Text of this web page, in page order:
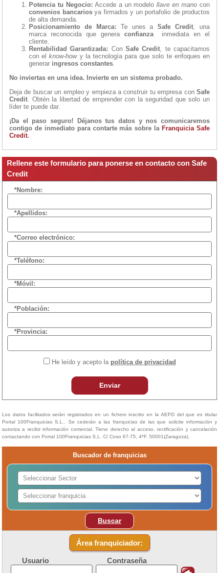
Potencia tu Negocio: Accede a un modelollave en mano con
convenios bancariosya firmados y un portafolio de productos
de alta demanda.
Posicionamiento de Marca: Te unes aSafe Credit , una
marca reconocida que genera confianzainmediata en el
cliente.
Rentabilidad Garantizada: ConSafe Credit , te capacitamos
con elknow-howy la tecnología para que solo te enfoques en
generar ingresos constantes
No inviertas en una idea. Invierte en un sistema probado.
Deja de buscar un empleo y empieza a construir tu empresa con Safe
Credit . Obtén la libertad de emprender con la seguridad que solo un
líder te puede dar.
¡Da el paso seguro! Déjanos tus datos y nos comunicaremos
contigo de inmediato para contarte más sobre la Franquicia Safe
Credit.
Rellene este formulario para ponerse en contacto con Safe
Credit
*Nombre:
*Apellidos:
*Correo electrónico:
*Teléfono:
*Móvil:
*Población:
*Provincia:
He leído y acepto la política de privacidad
Enviar
Los datos facilitados serán registrados en un fichero inscrito en la AEPD del que es titular
Portal 100Franquicias S.L.. Se cederán a las franquicias de las que solicite información y
autoriza a recibir información comercial. Tiene derecho al acceso, rectificación y cancelación
contactando con Portal 100Franquicias S.L. C/ Coso 67-75, 4ºF, 50001(Zaragoza).
Buscador de franquicias
Buscar
Área franquiciador:
Usuario Contraseña